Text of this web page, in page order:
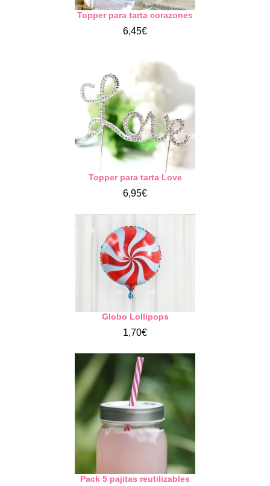
Topper para tarta corazones
6,45€
Topper para tarta Love
6,95€
Globo Lollipops
1,70€
Pack 5 pajitas reutilizables